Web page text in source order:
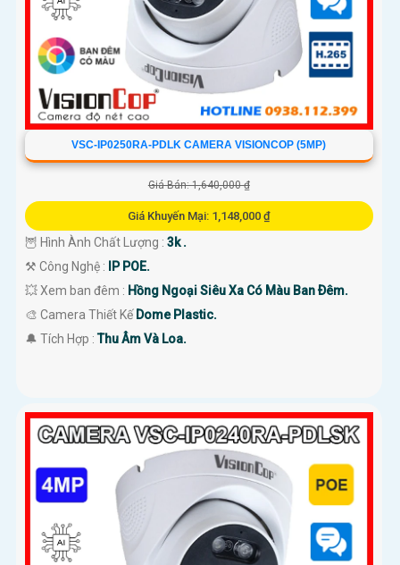
VSC-IP0250RA-PDLK CAMERA VISIONCOP (5MP)
Giá Bán: 1,640,000 ₫
Giá Khuyến Mại: 1,148,000 ₫
🦉 Hình Ành Chất Lượng : 3k .
⚒ Công Nghệ : IP POE.
💥 Xem ban đêm : Hồng Ngoại Siêu Xa Có Màu Ban Ðêm.
🎨 Camera Thiết KếDome Plastic.
️🔔 Tích Hợp :Thu Âm Và Loa.